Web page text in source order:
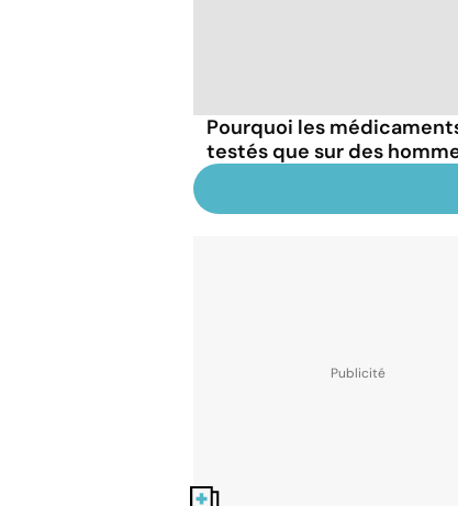
Pourquoi les
testés que sur des